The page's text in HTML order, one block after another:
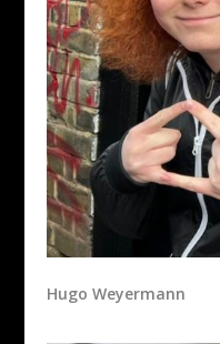
Hugo Weyermann